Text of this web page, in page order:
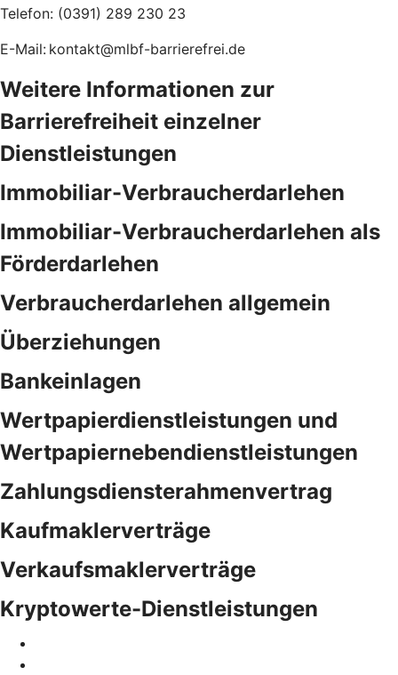
Telefon: (0391) 289 230 23
E-Mail: kontakt@mlbf-barrierefrei.de
Weitere Informationen zur
Barrierefreiheit einzelner
Dienstleistungen
Immobiliar-Verbraucherdarlehen
Immobiliar-Verbraucherdarlehen als
Förderdarlehen
Verbraucherdarlehen allgemein
Überziehungen
Bankeinlagen
Wertpapierdienstleistungen und
Wertpapiernebendienstleistungen
Zahlungsdiensterahmenvertrag
Kaufmaklerverträge
Verkaufsmaklerverträge
Kryptowerte-Dienstleistungen